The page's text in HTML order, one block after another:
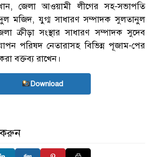
জেলা আওয়ামী লীগের সহ-সভাপতি
মজিদ, যুগ্ম সাধারণ সম্পাদক সুলতানুল
সংস্থার সাধারণ সম্পাদক সুদেব
পরিষদ নেতারাসহ বিভিন্ন পূজাম-পের
বক্তব্য রাখেন।
Download
করুন